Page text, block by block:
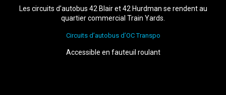
Les circuits d’autobus 42 Blair et 42 Hurdman se rendent au
quartier commercial Train Yards.
Circuits d’autobus d’OC Transpo
Accessible en fauteuil roulant